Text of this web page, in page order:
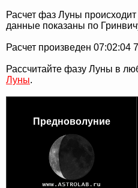
Расчет фаз Луны
данные показаны по
Расчет произведен 07:02:04
Рассчитайте фазу Луны в
Луны.
Предноволуние